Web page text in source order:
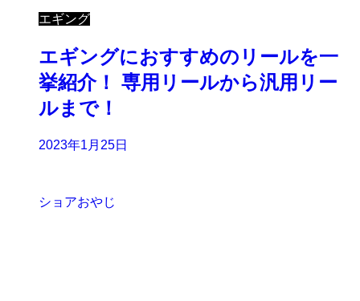
エギング
エギングにおすすめのリールを一
挙紹介！ 専用リールから汎用リー
ルまで！
2023年1月25日
ショアおやじ